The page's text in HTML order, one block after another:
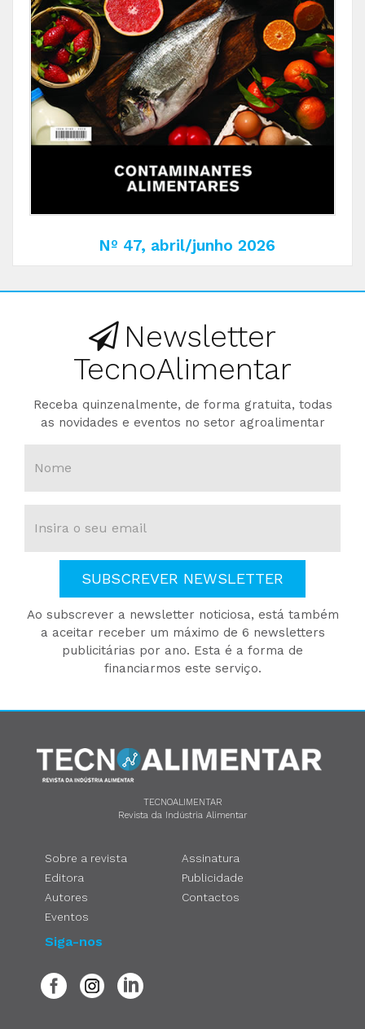
Nº 47, abril/junho 2026
Newsletter
TecnoAlimentar
Receba quinzenalmente, de forma gratuita, todas
as novidades e eventos no setor agroalimentar
SUBSCREVER NEWSLETTER
Ao subscrever a newsletter noticiosa, está também
a aceitar receber um máximo de 6 newsletters
publicitárias por ano. Esta é a forma de
financiarmos este serviço.
TECNOALIMENTAR
Revista da Indústria Alimentar
Sobre a revista
Editora
Autores
Eventos
Assinatura
Publicidade
Contactos
Siga-nos